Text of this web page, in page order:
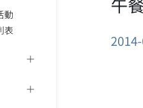
動
表
午